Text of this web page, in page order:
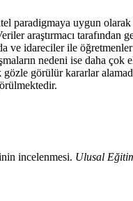
paradigmaya uygun
araştırmacı tarafından
ve idareciler ile
nedeni ise daha
görülür kararlar
incelenmesi. Ulusal